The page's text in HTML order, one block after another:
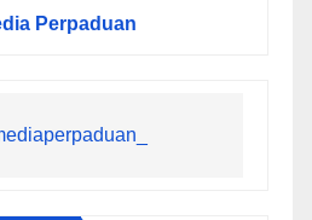
Perpaduan